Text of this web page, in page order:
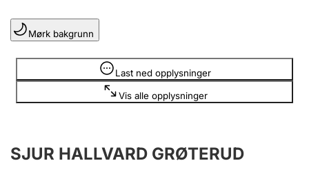
Lag og forening
Registrere, endre, slette
Årsregnskap
Mørk bakgrunn
Last ned opplysninger
Vis alle opplysninger
Opplysninger er skjult
SJUR HALLVARD GRØTERUD